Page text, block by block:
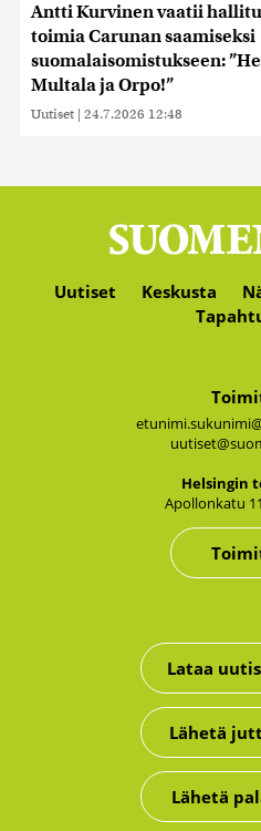
Antti Kurvinen vaatii
toimia Carunan saamiseksi
suomalaisomistukseen:
Multala ja Orpo!”
Uutiset | 24.7.2026 12:48
Uutiset Keskusta
Hel­sin­gin
Apol­lon­ka­tu
Lataa
Lähetä
Lähetä